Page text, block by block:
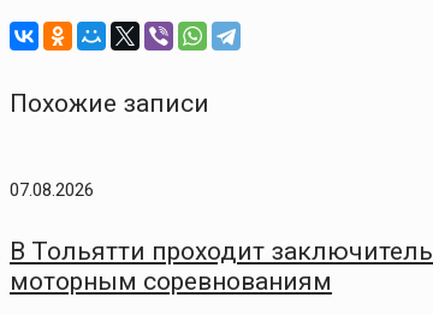
Похожие записи
07.08.2026
В Тольятти проходит
моторным соревнованиям